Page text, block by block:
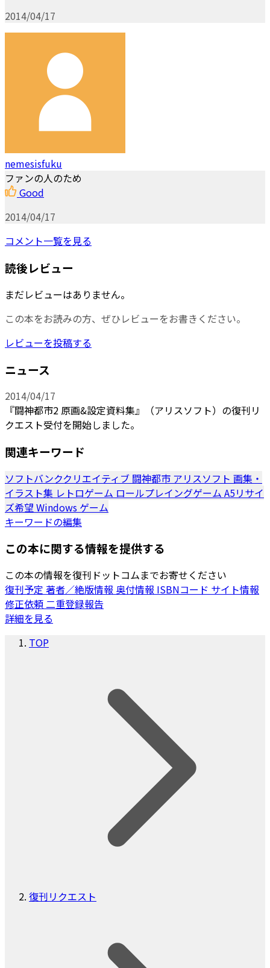
2014/04/17
nemesisfuku
ファンの人のため
Good
2014/04/17
コメント一覧を見る
読後レビュー
まだレビューはありません。
この本をお読みの方、ぜひレビューをお書きください。
レビューを投稿する
ニュース
2014/04/17
『闘神都市2 原画&設定資料集』（アリスソフト）の復刊リ
クエスト受付を開始しました。
関連キーワード
ソフトバンククリエイティブ 闘神都市 アリスソフト 画集・
イラスト集 レトロゲーム ロールプレイングゲーム A5リサイ
ズ希望 Windows ゲーム
キーワードの編集
この本に関する情報を提供する
この本の情報を復刊ドットコムまでお寄せください
復刊予定 著者／絶版情報 奥付情報 ISBNコード サイト情報
修正依頼二重登録報告
詳細を見る
TOP
復刊リクエスト